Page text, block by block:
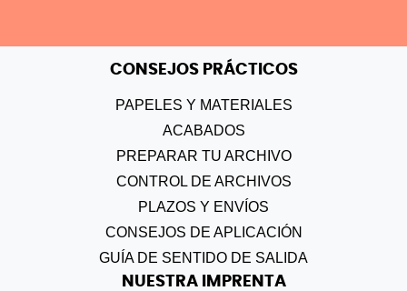
CONSEJOS PRÁCTICOS
PAPELES Y MATERIALES
ACABADOS
PREPARAR TU ARCHIVO
CONTROL DE ARCHIVOS
PLAZOS Y ENVÍOS
CONSEJOS DE APLICACIÓN
GUÍA DE SENTIDO DE SALIDA
NUESTRA IMPRENTA